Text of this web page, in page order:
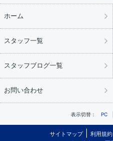
ホーム
スタッフ一覧
スタッフブログ一覧
お問い合わせ
表示切替： PC
サイトマップ 利用規約